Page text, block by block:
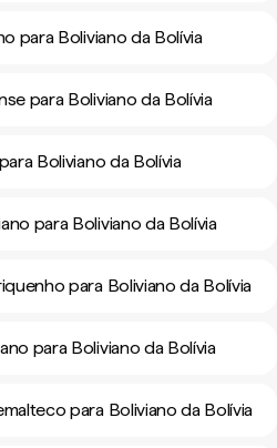
para Boliviano da Bolívia
para Boliviano da Bolívia
Boliviano da Bolívia
para Boliviano da Bolívia
para Boliviano da Bolívia
para Boliviano da Bolívia
para Boliviano da Bolívia